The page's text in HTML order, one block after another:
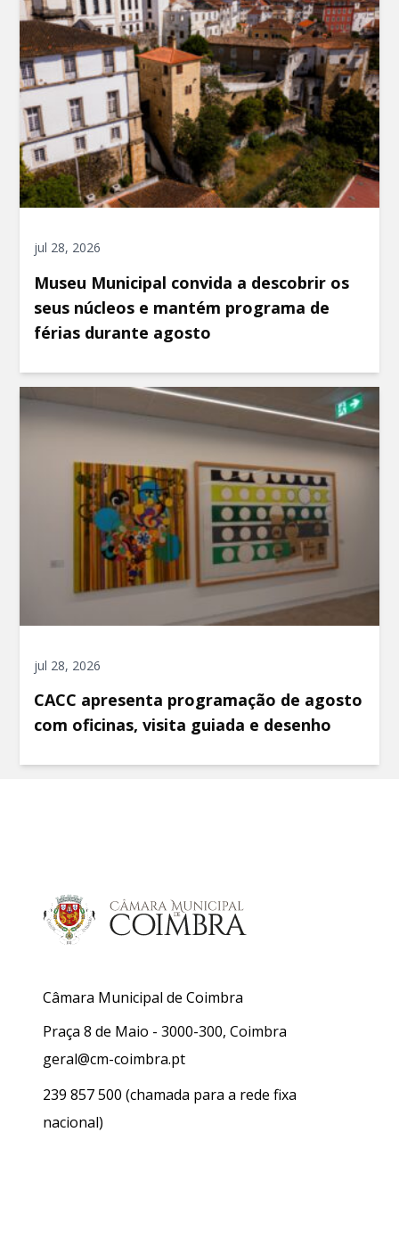
jul 28, 2026
Museu Municipal convida a descobrir os
seus núcleos e mantém programa de
férias durante agosto
jul 28, 2026
CACC apresenta programação de agosto
com oficinas, visita guiada e desenho
Câmara Municipal de Coimbra
Praça 8 de Maio - 3000-300, Coimbra
geral@cm-coimbra.pt
239 857 500 (chamada para a rede fixa
nacional)